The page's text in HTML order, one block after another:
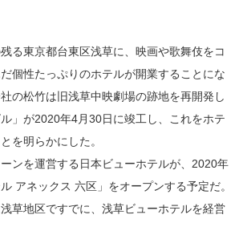
る東京都台東区浅草に、映画や歌舞伎をコ
個性たっぷりのホテルが開業することにな
の松竹は旧浅草中映劇場の跡地を再開発し
」が2020年4月30日に竣工し、これをホテ
を明らかにした。
ンを運営する日本ビューホテルが、2020年
アネックス 六区」をオープンする予定だ。
草地区ですでに、浅草ビューホテルを経営